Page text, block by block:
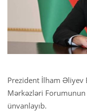
Prezident İlham Əliyev
Mərkəzləri Forumunun
ünvanlayıb.